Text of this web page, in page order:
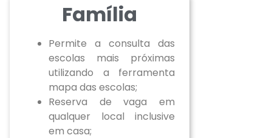
Família
Permite a consulta das
escolas mais próximas
utilizando a ferramenta
mapa das escolas;
Reserva de vaga em
qualquer local inclusive
em casa;